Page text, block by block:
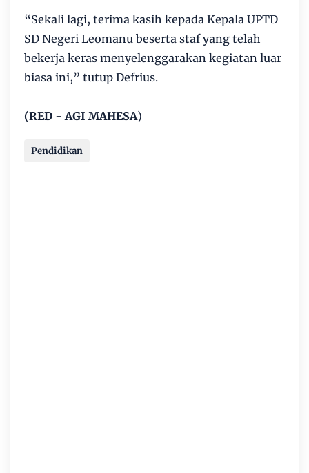
“Sekali lagi, terima kasih kepada Kepala UPTD
SD Negeri Leomanu beserta staf yang telah
bekerja keras menyelenggarakan kegiatan luar
biasa ini,” tutup Defrius.
(RED - AGI MAHESA)
Pendidikan